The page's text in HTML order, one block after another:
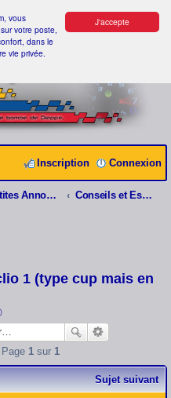
J'accepte
vous
votre poste,
dans le
vie privée.
Connexion
Inscription
Les Petites Annonces Clio RS Concept ® Conseils et Estimations
1 sur 1
Sujet suivant